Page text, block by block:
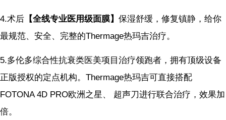
4.术后 【全线专业医用级面膜】 保湿舒缓，修复镇静，给你
最规范、安全、完整的Thermage热玛吉治疗。
5.多伦多综合性抗衰类医美项目治疗领跑者，拥有顶级设备
正版授权的定点机构。Thermage热玛吉可直接搭配
FOTONA 4D PRO欧洲之星、 超声刀进行联合治疗，效果加
倍。